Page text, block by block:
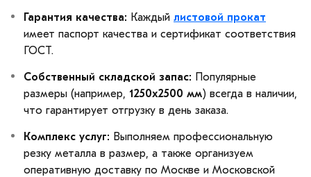
Гарантия качества: Каждый листовой прокат
имеет паспорт качества и сертификат соответствия
ГОСТ.
Собственный складской запас: Популярные
размеры (например, 1250х2500 мм) всегда в наличии,
что гарантирует отгрузку в день заказа.
Комплекс услуг: Выполняем профессиональную
резку металла в размер, а также организуем
оперативную доставку по Москве и Московской